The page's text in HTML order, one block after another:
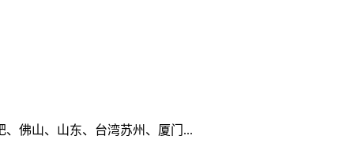
佛山、山东、台湾苏州、厦门...